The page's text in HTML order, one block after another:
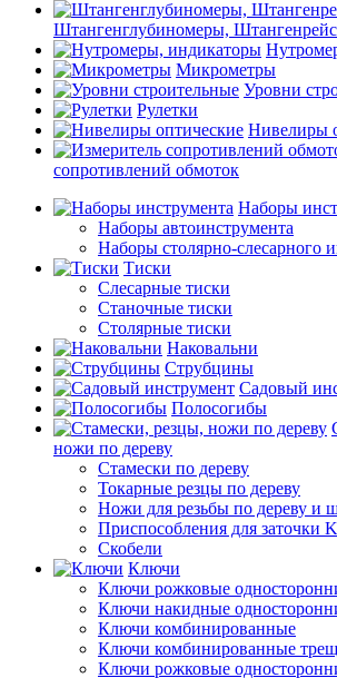
Штангенглубиномеры,
Микрометры
Уровни
Рулетки
Нивелиры
сопротивлений обмоток
Наборы
Наборы автоинструмента
Наборы столярно-слесарного
Тиски
Слесарные тиски
Станочные тиски
Столярные тиски
Наковальни
Струбцины
Садовый
Полосогибы
ножи по дереву
Стамески по дереву
Токарные резцы по дереву
Ножи для резьбы по дереву и
Приспособления для заточки
Скобели
Ключи
Ключи рожковые
Ключи накидные
Ключи комбинированные
Ключи комбинированные
Ключи рожковые